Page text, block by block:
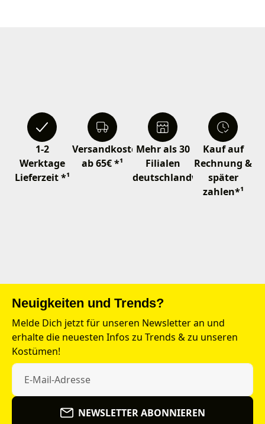
1-2
Werktage
Lieferzeit *¹
Versandkostenfrei
ab 65€ *¹
Mehr als 30
Filialen
deutschlandweit
Kauf auf
Rechnung &
später
zahlen*¹
Neuigkeiten und Trends?
Melde Dich jetzt für unseren Newsletter an und
erhalte die neuesten Infos zu Trends & zu unseren
Kostümen!
NEWSLETTER ABONNIEREN